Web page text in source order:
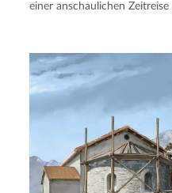
einer anschaulichen Zeitreise